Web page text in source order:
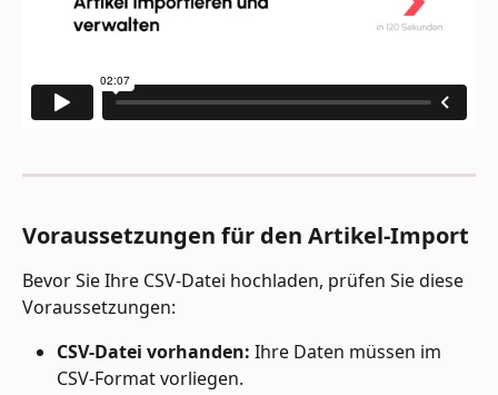
Voraussetzungen für den Artikel-Import
Bevor Sie Ihre CSV-Datei hochladen, prüfen Sie diese
Voraussetzungen:
CSV-Datei vorhanden: Ihre Daten müssen im
CSV-Format vorliegen.